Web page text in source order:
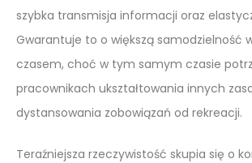
szybka transmisja informacji oraz
Gwarantuje to o większą samodzielność
czasem, choć w tym samym czasie
pracownikach ukształtowania innych
dystansowania zobowiązań od rekreacji.
Teraźniejsza rzeczywistość skupia się o